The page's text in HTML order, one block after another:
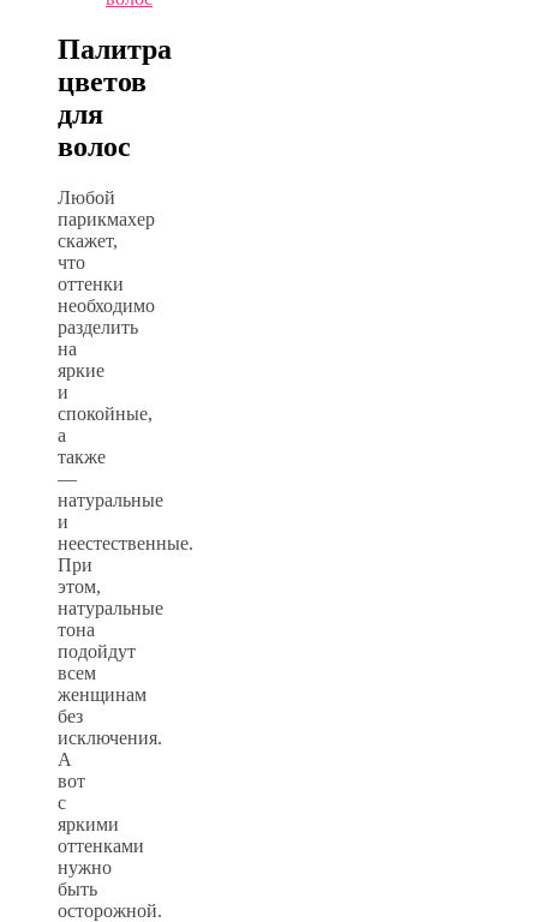
Палитра
цветов
для
волос
Любой
парикмахер
скажет,
что
оттенки
необходимо
разделить
на
яркие
и
спокойные,
а
также
—
натуральные
и
неестественные.
При
этом,
натуральные
тона
подойдут
всем
женщинам
без
исключения.
А
вот
с
яркими
оттенками
нужно
быть
осторожной.